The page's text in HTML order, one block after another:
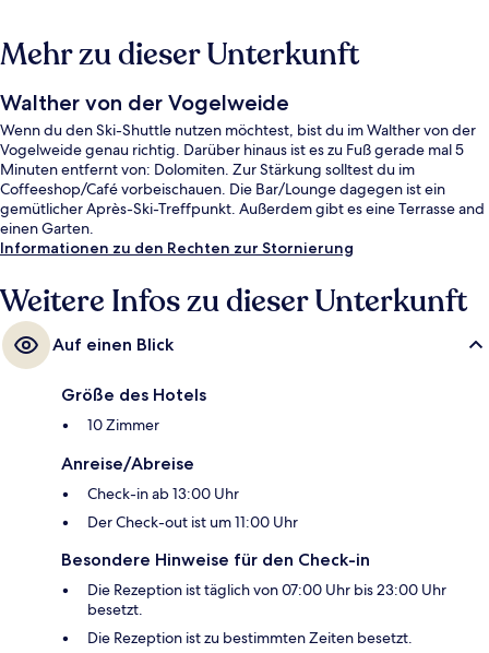
Mehr zu dieser Unterkunft
Walther von der Vogelweide
Wenn du den Ski-Shuttle nutzen möchtest, bist du im Walther von der
Vogelweide genau richtig. Darüber hinaus ist es zu Fuß gerade mal 5
Minuten entfernt von: Dolomiten. Zur Stärkung solltest du im
Coffeeshop/Café vorbeischauen. Die Bar/Lounge dagegen ist ein
gemütlicher Après-Ski-Treffpunkt. Außerdem gibt es eine Terrasse and
einen Garten.
Informationen zu den Rechten zur Stornierung
Weitere Infos zu dieser Unterkunft
Auf einen Blick
Größe des Hotels
10 Zimmer
Anreise/Abreise
Check-in ab 13:00 Uhr
Der Check-out ist um 11:00 Uhr
Besondere Hinweise für den Check-in
Die Rezeption ist täglich von 07:00 Uhr bis 23:00 Uhr
besetzt.
Die Rezeption ist zu bestimmten Zeiten besetzt.